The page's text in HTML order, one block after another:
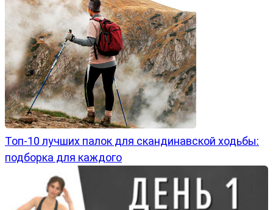
Топ-10 лучших палок для скандинавской ходьбы:
подборка для каждого